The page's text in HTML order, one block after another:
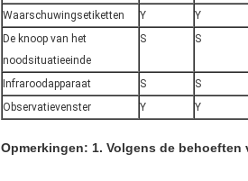
Waarschuwingsetiketten
Y Y
De knoop van het
noodsituatieeinde
S S
Infraroodapparaat S S
Observatievenster
Y Y
Opmerkingen: 1. Volgens de